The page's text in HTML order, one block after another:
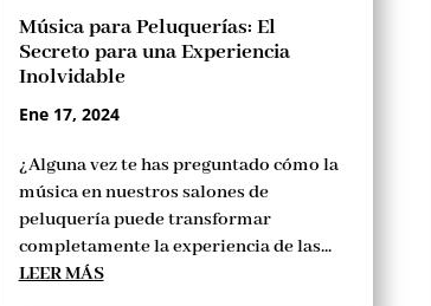
Música para Peluquerías: El
Secreto para una Experiencia
Inolvidable
Ene 17, 2024
¿Alguna vez te has preguntado cómo la
música en nuestros salones de
peluquería puede transformar
completamente la experiencia de las...
LEER MÁS